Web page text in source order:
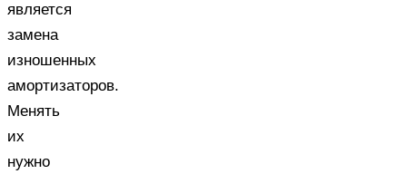
является
замена
изношенных
амортизаторов.
Менять
их
нужно